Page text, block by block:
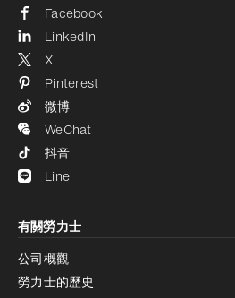
Facebook
LinkedIn
X
Pinterest
微博
WeChat
抖音
Line
有關勞力士
公司概觀
勞力士的歷史